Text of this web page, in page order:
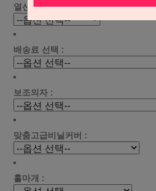
열선 선택 :
배송료 선택 :
보조의자 :
맞춤고급비닐커버 :
홀마개 :